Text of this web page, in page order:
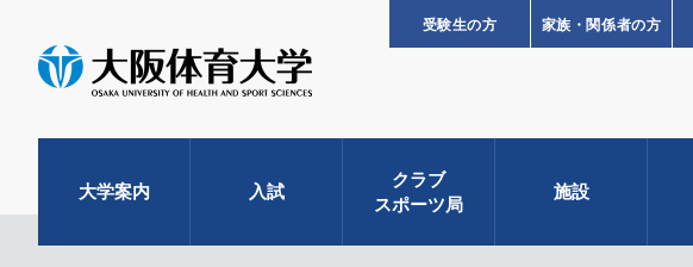
受験生の方 家族・関係者の方
大学案内 入試
クラブ
スポーツ局
施設